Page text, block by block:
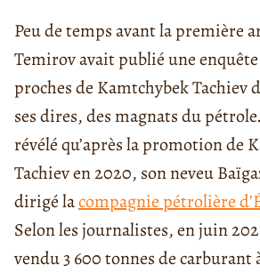
Peu de temps avant la première
Temirov avait publié une
proches de Kamtchybek Tachiev
ses dires, des magnats du
révélé qu’après la promotion de
Tachiev en 2020, son neveu
dirigé lacompagnie pétrolière
Selon les journalistes, en juin
vendu 3 600 tonnes de carburant